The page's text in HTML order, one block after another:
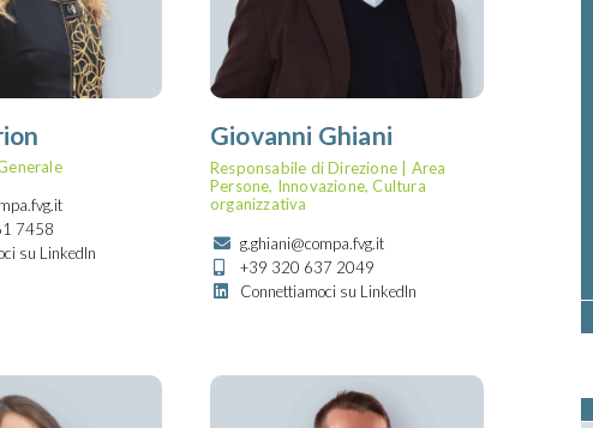
7458
su LinkedIn
Giovanni Ghiani
Responsabile di Direzione | Area
Persone, Innovazione, Cultura
organizzativa
g.ghiani@compa.fvg.it
+39 320 637 2049
Connettiamoci su LinkedIn